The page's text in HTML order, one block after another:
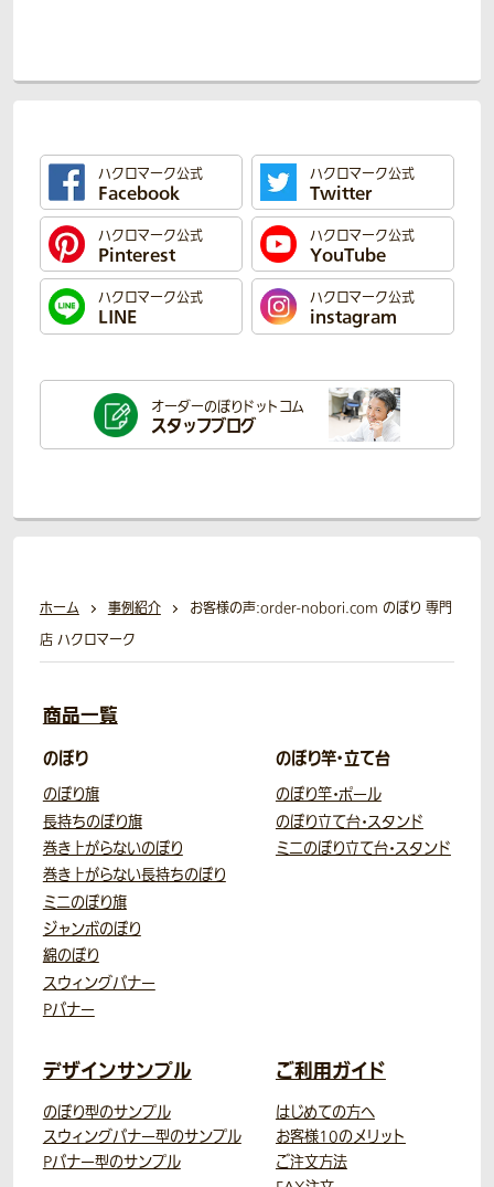
ハクロマーク公式
Facebook
ハクロマーク公式
Twitter
ハクロマーク公式
Pinterest
ハクロマーク公式
YouTube
ハクロマーク公式
LINE
ハクロマーク公式
instagram
オーダーのぼりドットコム
スタッフブログ
ホーム 事例紹介
お客様の声:order-nobori.com のぼり 専門
店 ハクロマーク
商品一覧
のぼり
のぼり旗
長持ちのぼり旗
巻き上がらないのぼり
巻き上がらない長持ちのぼり
ミニのぼり旗
ジャンボのぼり
綿のぼり
スウィングバナー
Pバナー
のぼり竿・立て台
のぼり竿・ポール
のぼり立て台・スタンド
ミニのぼり立て台・スタンド
デザインサンプル
のぼり型のサンプル
スウィングバナー型のサンプル
Pバナー型のサンプル
ご利用ガイド
はじめての方へ
お客様10のメリット
ご注文方法